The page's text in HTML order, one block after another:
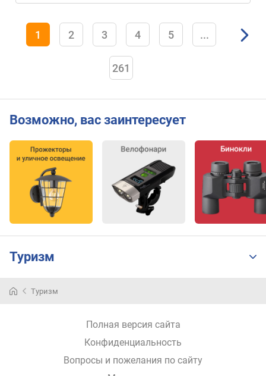
е
щ
т
а
а
р
и
р
1 2 3 4 5 ...
261
Возможно, вас заинтересует
Туризм
Цена
Туризм
Полная версия сайта
Конфиденциальность
Вопросы и пожелания по сайту